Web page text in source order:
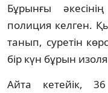
Бұрынғы
полиция келген.
танып, суретін
бір күн бұрын
Айта кетейік,